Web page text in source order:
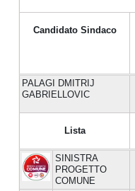
Candidato Sindaco
PALAGI DMITRIJ
GABRIELLOVIC
Lista
SINISTRA
PROGETTO
COMUNE